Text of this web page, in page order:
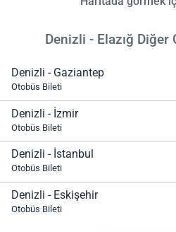
Denizli - Elazığ
Denizli - Gaziantep
Otobüs Bileti
Denizli - İzmir
Otobüs Bileti
Denizli - İstanbul
Otobüs Bileti
Denizli - Eskişehir
Otobüs Bileti